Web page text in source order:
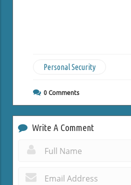
Personal Security
0 Comments
Write A Comment